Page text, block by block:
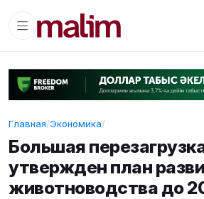
Главная/Экономика/
Большая
утвержден план
животноводства до